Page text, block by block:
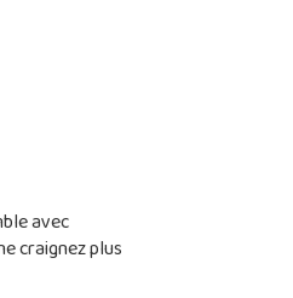
avec
craignez plus